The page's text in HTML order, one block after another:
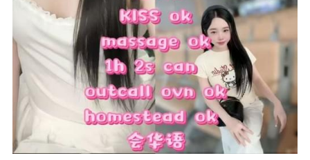
Bukit Indah 1
Bukit Indah 2
Bukit Indah 3